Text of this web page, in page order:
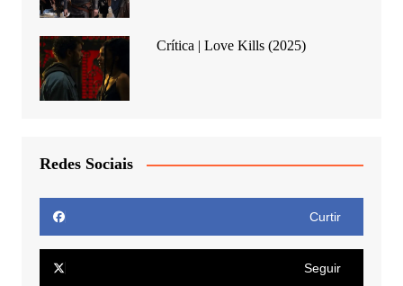
Crítica | Love Kills (2025)
Redes Sociais
Curtir
Seguir